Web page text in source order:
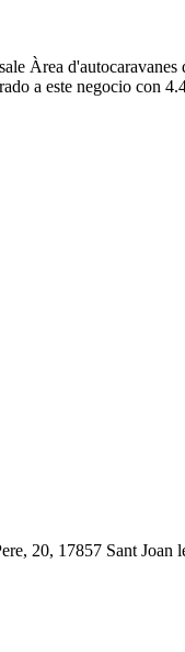
Àrea
a este negocio con
20, 17857 Sant Joan